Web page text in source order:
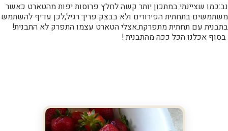
נב:כמו שציינתי במתכון יותר קשה לחלץ פרוסות יפות מהטארט כאשר
משתמשים בתחתית הפירורים ולא בבצק פריך רגיל,לכן עדיף להשתמש
בתבנית עם תחתית מתפרקת.אצלי הטארט עצמו התפרק לא התבנית!
בסוף אכלנו הכל ככה מהתבנית !